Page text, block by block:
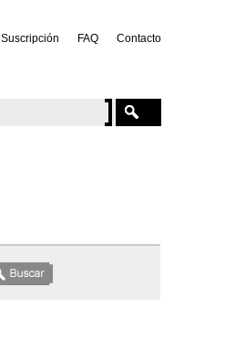
Suscripción FAQ Contacto